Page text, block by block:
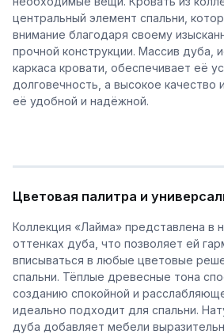
центральный элемент спальни,
внимание благодаря своему
прочной конструкции. Массив дуба,
каркаса кровати, обеспечивает её
долговечность, а высокое качество
её удобной и надёжной.
Цветовая палитра и
Коллекция «Лайма» представлена в
оттенках дуба, что позволяет ей
вписываться в любые цветовые
спальни. Тёплые древесные тона
созданию спокойной и
идеально подходит для спальни.
дуба добавляет мебели